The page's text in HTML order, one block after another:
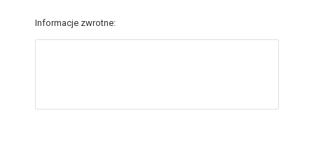
Informacje zwrotne: